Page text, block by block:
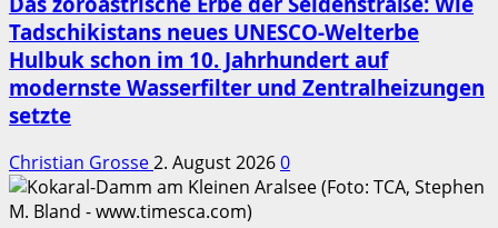
Tadschikistans neues UNESCO-Welterbe
Hulbuk schon im 10. Jahrhundert auf
modernste Wasserfilter und Zentralheizungen
setzte
Christian Grosse2. August 20260